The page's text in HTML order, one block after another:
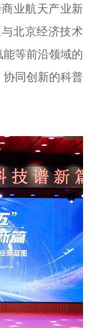
业航天产业新
北京经济技术
等前沿领域的
同创新的科普